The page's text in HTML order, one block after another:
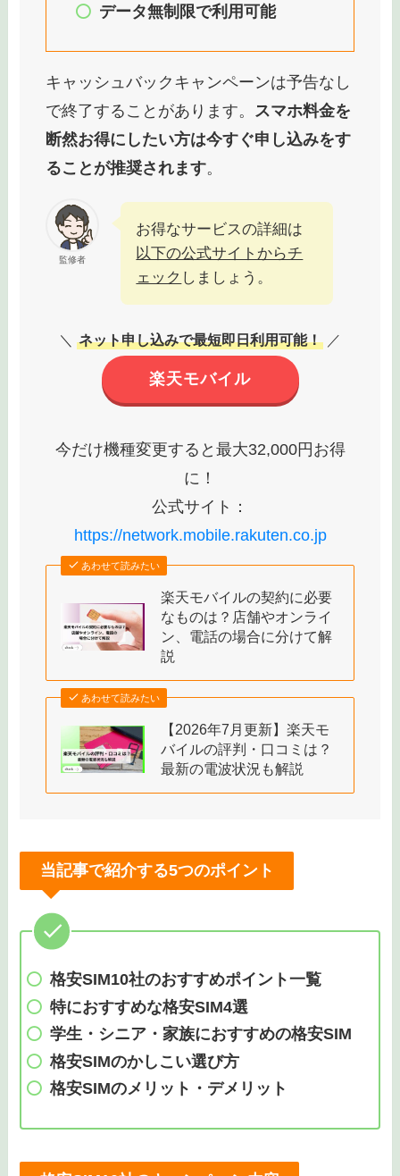
データ無制限で利用可能
キャッシュバックキャンペーンは予告なし
で終了することがあります。 スマホ料金を
断然お得にしたい方は今すぐ申し込みをす
ることが推奨されます。
監修者
お得なサービスの詳細は
以下の公式サイトからチ
ェック しましょう。
＼ ネット申し込みで最短即日利用可能！ ／
楽天モバイル
今だけ機種変更すると最大32,000円お得
に！
公式サイト：
https://network.mobile.rakuten.co.jp
あわせて読みたい
楽天モバイルの契約に必要
なものは？店舗やオンライ
ン、電話の場合に分けて解
説
あわせて読みたい
【2026年7月更新】楽天モ
バイルの評判・口コミは？
最新の電波状況も解説
当記事で紹介する5つのポイント
格安SIM10社のおすすめポイント一覧
特におすすめな格安SIM4選
学生・シニア・家族におすすめの格安SIM
格安SIMのかしこい選び方
格安SIMのメリット・デメリット